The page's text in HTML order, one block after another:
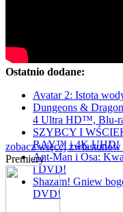
Ostatnio dodane:
Avatar 2: Istota
Dungeons &
4 Ultra HD™, Blu-
SZYBCY I
RAY™ i 4K UHD!
Ant-Man i Osa:
i DVD!
Shazam! Gniew
DVD!
zobacz więcej zwiastunów
Premiery